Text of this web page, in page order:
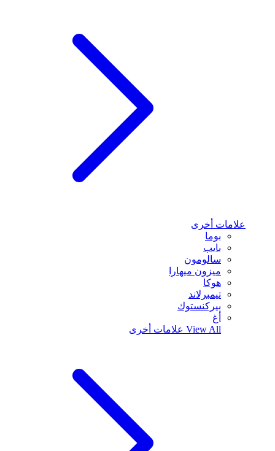
علامات أخرى
بوما
بايب
سالومون
ميزون ميهارا
هوكا
تيمبرلاند
بيركنستوك
أغ
View All علامات أخرى